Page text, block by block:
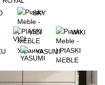
SKY
VICI WIKI
YASUMI